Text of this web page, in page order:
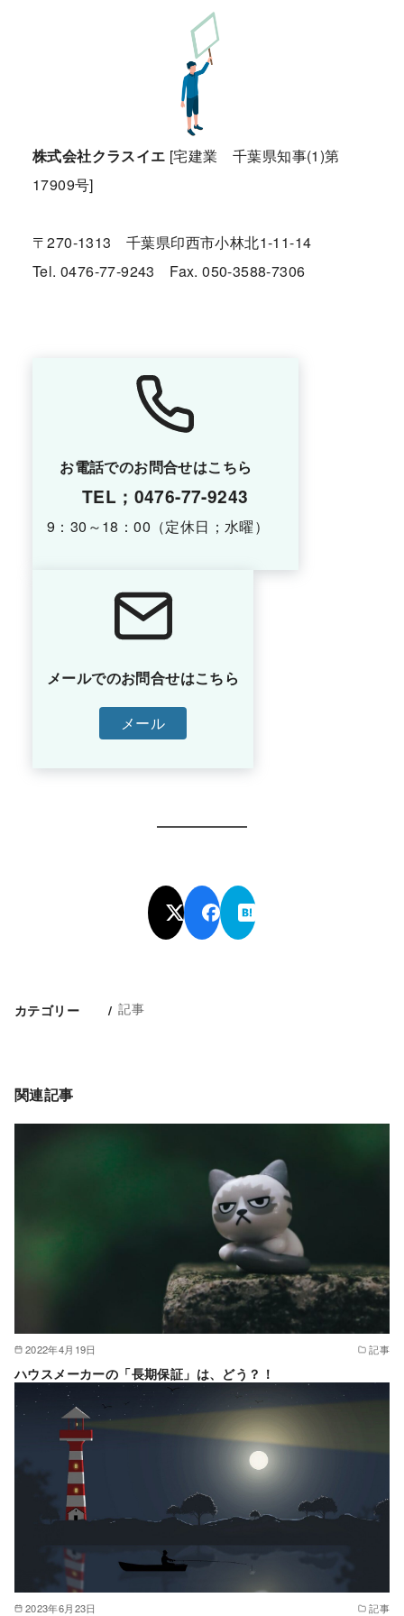
株式会社クラスイエ [宅建業 千葉県知事(1)第
17909号]
〒270-1313 千葉県印西市小林北1-11-14
Tel. 0476-77-9243 Fax. 050-3588-7306
お電話でのお問合せはこちら
TEL；0476-77-9243
9：30～18：00（定休日；水曜）
メールでのお問合せはこちら
メール
カテゴリー 記事
関連記事
2022年4月19日 記事
ハウスメーカーの「長期保証」は、どう？！
2023年6月23日 記事